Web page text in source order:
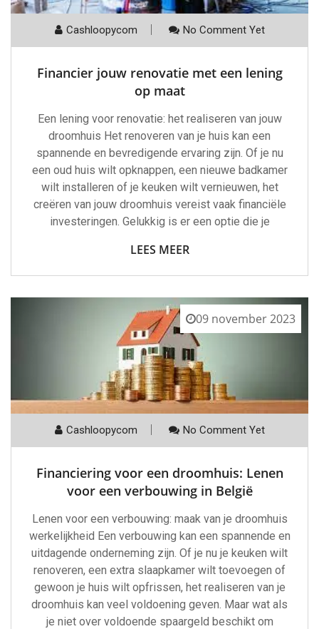
Cashloopycom No Comment Yet
Financier jouw renovatie met een lening
op maat
Een lening voor renovatie: het realiseren van jouw
droomhuis Het renoveren van je huis kan een
spannende en bevredigende ervaring zijn. Of je nu
een oud huis wilt opknappen, een nieuwe badkamer
wilt installeren of je keuken wilt vernieuwen, het
creëren van jouw droomhuis vereist vaak financiële
investeringen. Gelukkig is er een optie die je
LEES MEER
09 november 2023
Cashloopycom No Comment Yet
Financiering voor een droomhuis: Lenen
voor een verbouwing in België
Lenen voor een verbouwing: maak van je droomhuis
werkelijkheid Een verbouwing kan een spannende en
uitdagende onderneming zijn. Of je nu je keuken wilt
renoveren, een extra slaapkamer wilt toevoegen of
gewoon je huis wilt opfrissen, het realiseren van je
droomhuis kan veel voldoening geven. Maar wat als
je niet over voldoende spaargeld beschikt om